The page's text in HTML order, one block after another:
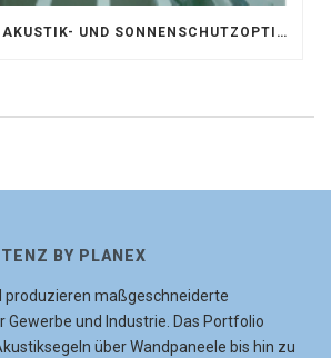
AKUSTIKSEGEL: AKUSTIK- UND SONNENSCHUTZOPTIMIERUNG IM ATRIUM DER UNIVERSITÄT BONN
BY PLANEX
produzieren maßgeschneiderte
und Industrie. Das Portfolio
über Wandpaneele bis hin zu